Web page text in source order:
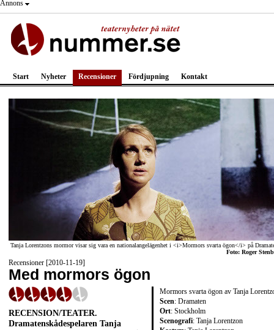
Annons
Start Nyheter Recensioner Fördjupning Kontakt
Tanja Lorentzons mormor visar sig vara en nationalangelägenhet i <i>Mormors svarta ögon</i> på
Foto: Roger
Recensioner [2010-11-19]
Med mormors ögon
Mormors svarta ögon av Tanja
Scen: Dramaten
Ort: Stockholm
Scenografi: Tanja Lorentzon
RECENSION/TEATER.
Dramatenskådespelaren Tanja